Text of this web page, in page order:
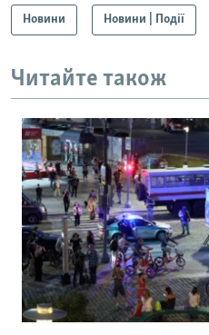
Новини Новини | Події
Читайте також